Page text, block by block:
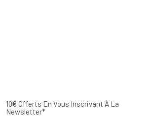
10€ Offerts En Vous Inscrivant À La
Newsletter*